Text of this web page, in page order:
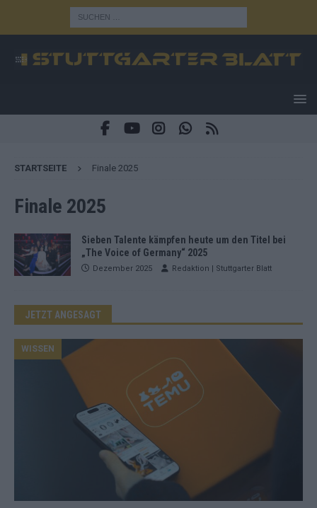
STARTSEITE Finale 2025
Finale 2025
Sieben Talente kämpfen heute um den Titel bei
„The Voice of Germany“ 2025
Dezember 2025 Redaktion | Stuttgarter Blatt
JETZT ANGESAGT
WISSEN